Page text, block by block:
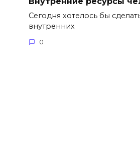
Сегодня хотелось бы
внутренних
0